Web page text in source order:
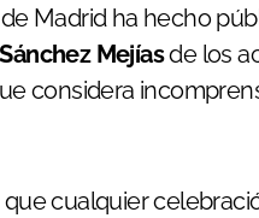
de Madrid ha hecho
Mejíasde los
considera
cualquier